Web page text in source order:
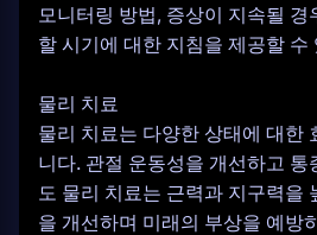
모니터링 방법, 증상이 지속될
할 시기에 대한 지침을 제공할 수
물리 치료
물리 치료는 다양한 상태에 대한
니다. 관절 운동성을 개선하고 통
도 물리 치료는 근력과 지구력을
을 개선하며 미래의 부상을 예방